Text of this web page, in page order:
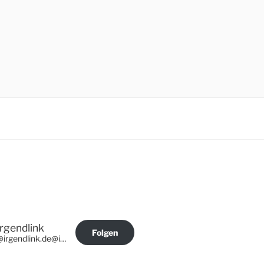
@irgendlink.de@irgendlink.de
Folgen